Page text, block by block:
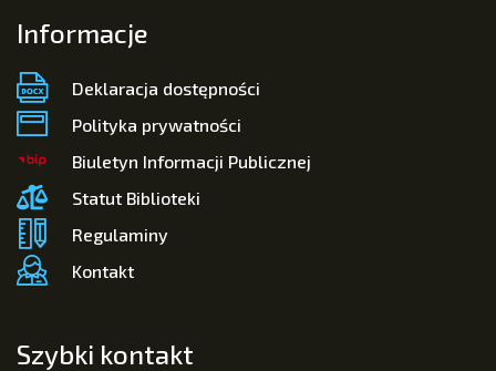
Informacje
Deklaracja dostępności
Polityka prywatności
Biuletyn Informacji Publicznej
Statut Biblioteki
Regulaminy
Kontakt
Szybki kontakt